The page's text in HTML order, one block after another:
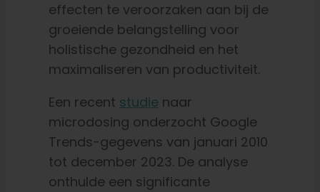
effecten te veroorzaken aan bij de
groeiende belangstelling voor
holistische gezondheid en het
maximaliseren van productiviteit.
Een recent studienaar
microdosing onderzocht Google
Trends-gegevens van januari 2010
tot december 2023. De analyse
onthulde een significante